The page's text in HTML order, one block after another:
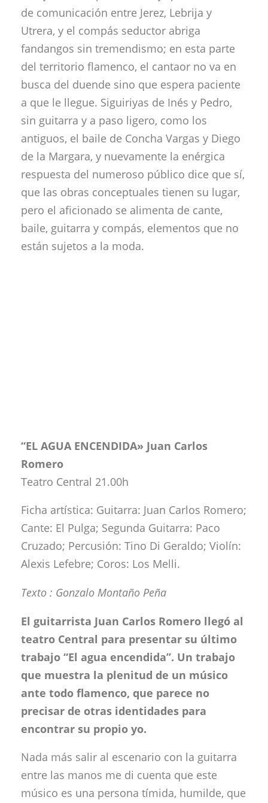
de comunicación entre Jerez, Lebrija y
Utrera, y el compás seductor abriga
fandangos sin tremendismo; en esta parte
del territorio flamenco, el cantaor no va en
busca del duende sino que espera paciente
a que le llegue. Siguiriyas de Inés y Pedro,
sin guitarra y a paso ligero, como los
antiguos, el baile de Concha Vargas y Diego
de la Margara, y nuevamente la enérgica
respuesta del numeroso público dice que sí,
que las obras conceptuales tienen su lugar,
pero el aficionado se alimenta de cante,
baile, guitarra y compás, elementos que no
están sujetos a la moda.
“EL AGUA ENCENDIDA» Juan Carlos
Romero
Teatro Central 21.00h
Ficha artística: Guitarra: Juan Carlos Romero;
Cante: El Pulga; Segunda Guitarra: Paco
Cruzado; Percusión: Tino Di Geraldo; Violín:
Alexis Lefebre; Coros: Los Melli.
Texto : Gonzalo Montaño Peña
El guitarrista Juan Carlos Romero llegó al
teatro Central para presentar su último
trabajo “El agua encendida”. Un trabajo
que muestra la plenitud de un músico
ante todo flamenco, que parece no
precisar de otras identidades para
encontrar su propio yo.
Nada más salir al escenario con la guitarra
entre las manos me di cuenta que este
músico es una persona tímida, humilde, que